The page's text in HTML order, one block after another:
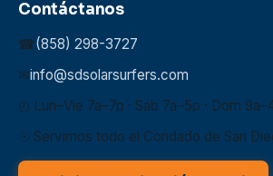
Contáctanos
☎(858) 298-3727
✉info@sdsolarsurfers.com
◴ Lun–Vie 7a–7p · Sáb 7a–5p · Dom
☉ Servimos todo el Condado de San